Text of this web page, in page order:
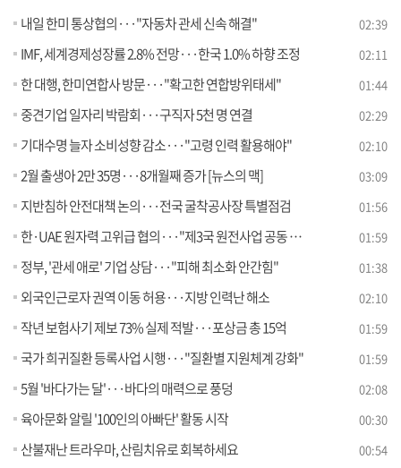
내일 한미 통상협의···"자동차 관세 신속 해결" 02:39
IMF, 세계경제성장률 2.8% 전망···한국 1.0% 하향 조정 02:11
한 대행, 한미연합사 방문···"확고한 연합방위태세" 01:44
중견기업 일자리 박람회···구직자 5천 명 연결 02:29
기대수명 늘자 소비성향 감소···"고령 인력 활용해야" 02:10
2월 출생아 2만 35명···8개월째 증가 [뉴스의 맥] 03:09
지반침하 안전대책 논의···전국 굴착공사장 특별점검 01:56
한·UAE 원자력 고위급 협의···"제3국 원전사업 공동 진출 추진" 01:59
정부, '관세 애로' 기업 상담···"피해 최소화 안간힘" 01:38
외국인근로자 권역 이동 허용···지방 인력난 해소 02:10
작년 보험사기 제보 73% 실제 적발···포상금 총 15억 01:59
국가 희귀질환 등록사업 시행···"질환별 지원체계 강화" 01:59
5월 '바다가는 달'···바다의 매력으로 풍덩 02:08
육아문화 알릴 '100인의 아빠단' 활동 시작 00:30
산불재난 트라우마, 산림치유로 회복하세요 00:54